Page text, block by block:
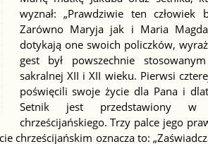
wyznał: „Prawdziwie ten człowiek
Zarówno Maryja jak i Maria
dotykają one swoich policzków,
gest był powszechnie
sakralnej XII i XII wieku. Pierwsi
poświęcili swoje życie dla Pana i
Setnik jest przedstawiony w
chrześcijańskiego. Trzy palce jego
chrześcijańskim oznacza to: